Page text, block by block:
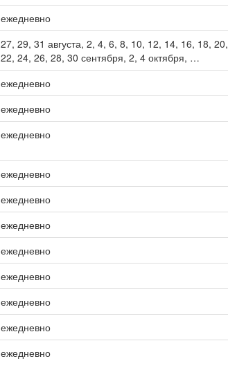
ежедневно
27, 29, 31 августа, 2, 4, 6, 8, 10, 12, 14, 16, 18, 20,
22, 24, 26, 28, 30 сентября, 2, 4 октября, …
ежедневно
ежедневно
ежедневно
ежедневно
ежедневно
ежедневно
ежедневно
ежедневно
ежедневно
ежедневно
ежедневно